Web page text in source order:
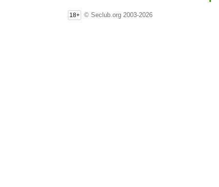
18+ © Seclub.org 2003-2026